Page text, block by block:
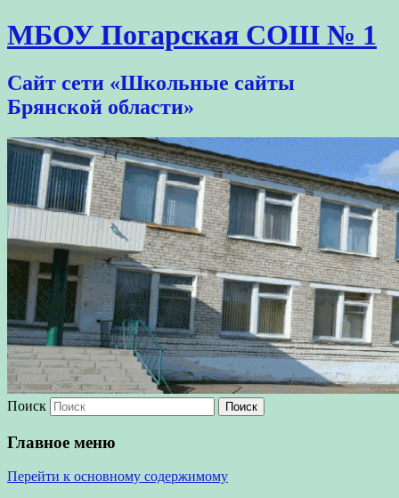
МБОУ Погарская СОШ № 1
Сайт сети «Школьные сайты
Брянской области»
Поиск
Главное меню
Перейти к основному содержимому